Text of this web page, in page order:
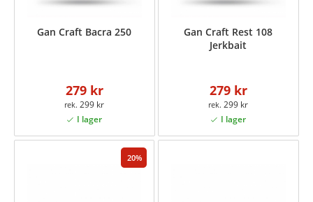
Gan Craft Bacra 250
279 kr
299 kr
Gan Craft Rest 108
Jerkbait
279 kr
299 kr
20